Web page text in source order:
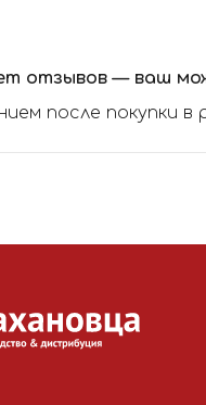
отзывов — ваш
после покупки в